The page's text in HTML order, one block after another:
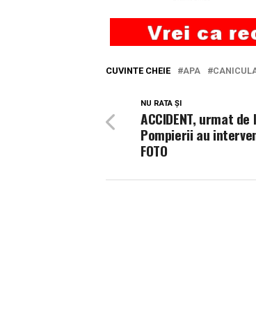
CUVINTE CHEIE APA
NU RATA ȘI
ACCIDENT, urmat de
Pompierii au
FOTO